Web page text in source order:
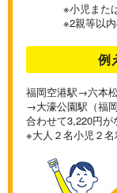
※小児また
※2親等以
例
福岡空港駅→六本
→大濠公園駅（福
合わせて3,220円が
※大人２名小児２